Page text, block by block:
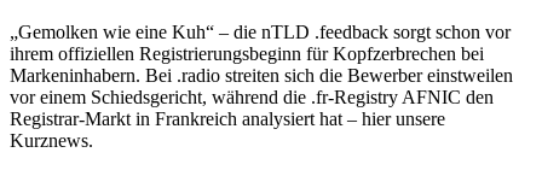
„Gemolken wie eine Kuh“ – die nTLD .feedback sorgt schon vor
ihrem offiziellen Registrierungsbeginn für Kopfzerbrechen bei
Markeninhabern. Bei .radio streiten sich die Bewerber einstweilen
vor einem Schiedsgericht, während die .fr-Registry AFNIC den
Registrar-Markt in Frankreich analysiert hat – hier unsere
Kurznews.